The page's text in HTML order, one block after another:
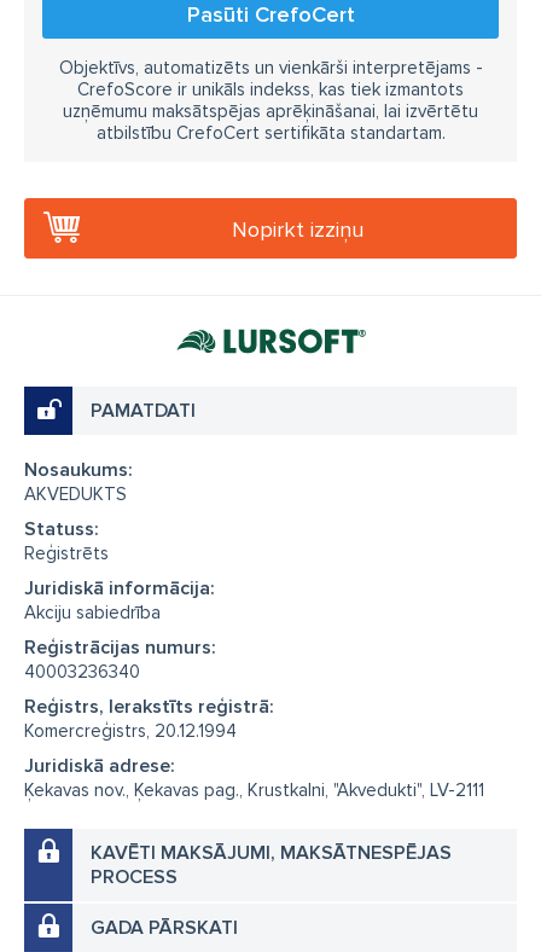
Pasūti CrefoCert
Objektīvs, automatizēts un vienkārši interpretējams -
CrefoScore ir unikāls indekss, kas tiek izmantots
uzņēmumu maksātspējas aprēķināšanai, lai izvērtētu
atbilstību CrefoCert sertifikāta standartam.
Nopirkt izziņu
PAMATDATI
Nosaukums:
AKVEDUKTS
Statuss:
Reģistrēts
Juridiskā informācija:
Akciju sabiedrība
Reģistrācijas numurs:
40003236340
Reģistrs, Ierakstīts reģistrā:
Komercreģistrs, 20.12.1994
Juridiskā adrese:
Ķekavas nov., Ķekavas pag., Krustkalni, "Akvedukti", LV-2111
KAVĒTI MAKSĀJUMI, MAKSĀTNESPĒJAS
PROCESS
GADA PĀRSKATI